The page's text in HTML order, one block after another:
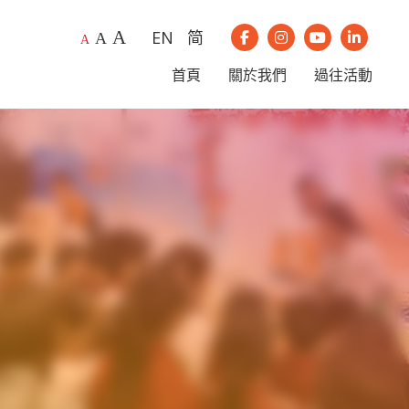
A A A EN 简 我們的Facebook
我們的Instagram
我們的我們的
首頁 關於我們 過往活動